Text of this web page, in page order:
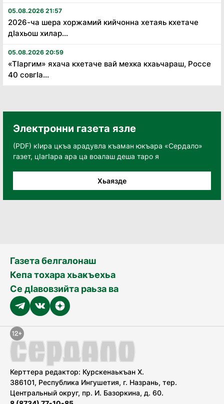
05.08.2026 21:57
2026-ча шера хоржамий кийчонна хетаяь кхетаче
дӏахьош хилар...
05.08.2026 20:59
«Тӏаргим» яхача кхетаче вай мехка кхаьчараш, Россе
40 совгӏа...
Электронни газета язле
(PDF) кӀира цкъа арадувла къаман юкъара «Сердало»
газет, цӀагӀара ара ца воалаш деша таро я
Хьаязде
Газета белгалонаш
Кепа тохара хьакъехьа
Се дӀавовзийта раьза ва
Керттера редактор: Курскенаькъан Х.
386101, Республика Ингушетия, г. Назрань, тер.
Центральный округ, пр. И. Базоркина, д. 60.